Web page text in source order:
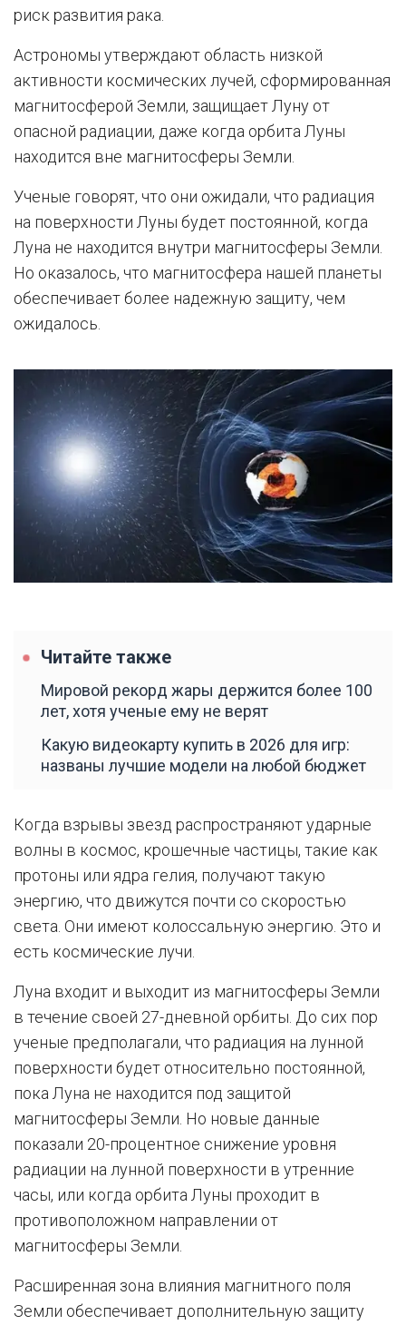
риск развития рака.
Астрономы утверждают область низкой
активности космических лучей, сформированная
магнитосферой Земли, защищает Луну от
опасной радиации, даже когда орбита Луны
находится вне магнитосферы Земли.
Ученые говорят, что они ожидали, что радиация
на поверхности Луны будет постоянной, когда
Луна не находится внутри магнитосферы Земли.
Но оказалось, что магнитосфера нашей планеты
обеспечивает более надежную защиту, чем
ожидалось.
Читайте также
Мировой рекорд жары держится более 100
лет, хотя ученые ему не верят
Какую видеокарту купить в 2026 для игр:
названы лучшие модели на любой бюджет
Когда взрывы звезд распространяют ударные
волны в космос, крошечные частицы, такие как
протоны или ядра гелия, получают такую ​​
энергию, что движутся почти со скоростью
света. Они имеют колоссальную энергию. Это и
есть космические лучи.
Луна входит и выходит из магнитосферы Земли
в течение своей 27-дневной орбиты. До сих пор
ученые предполагали, что радиация на лунной
поверхности будет относительно постоянной,
пока Луна не находится под защитой
магнитосферы Земли. Но новые данные
показали 20-процентное снижение уровня
радиации на лунной поверхности в утренние
часы, или когда орбита Луны проходит в
противоположном направлении от
магнитосферы Земли.
Расширенная зона влияния магнитного поля
Земли обеспечивает дополнительную защиту